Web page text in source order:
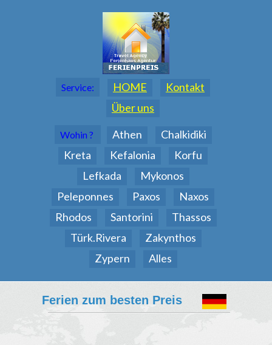
Service: HOME
Kontakt
Über uns
Wohin ? Athen
Chalkidiki
Kreta
Kefalonia
Korfu
Lefkada
Mykonos
Peleponnes
Paxos
Naxos
Rhodos
Santorini
Thassos
Türk.Rivera
Zakynthos
Zypern
Alles
Ferien zum besten Preis